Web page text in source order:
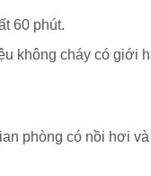
60 phút.
không cháy có giới
phòng có nồi hơi và